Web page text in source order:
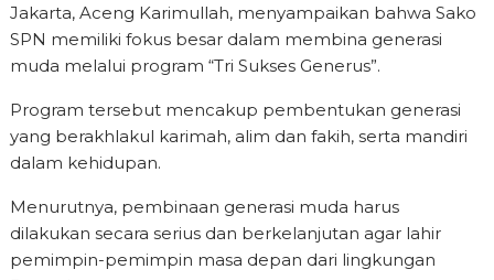
Jakarta, Aceng Karimullah, menyampaikan bahwa Sako
SPN memiliki fokus besar dalam membina generasi
muda melalui program “Tri Sukses Generus”.
Program tersebut mencakup pembentukan generasi
yang berakhlakul karimah, alim dan fakih, serta mandiri
dalam kehidupan.
Menurutnya, pembinaan generasi muda harus
dilakukan secara serius dan berkelanjutan agar lahir
pemimpin-pemimpin masa depan dari lingkungan